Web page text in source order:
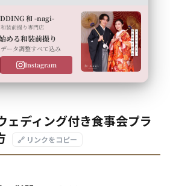
和 -nagi-
装前撮り専門店
める和装前撮り
ータ調整すべて込み
Instagram
ェディング付き食事会プラ
🔗 リンクをコピー